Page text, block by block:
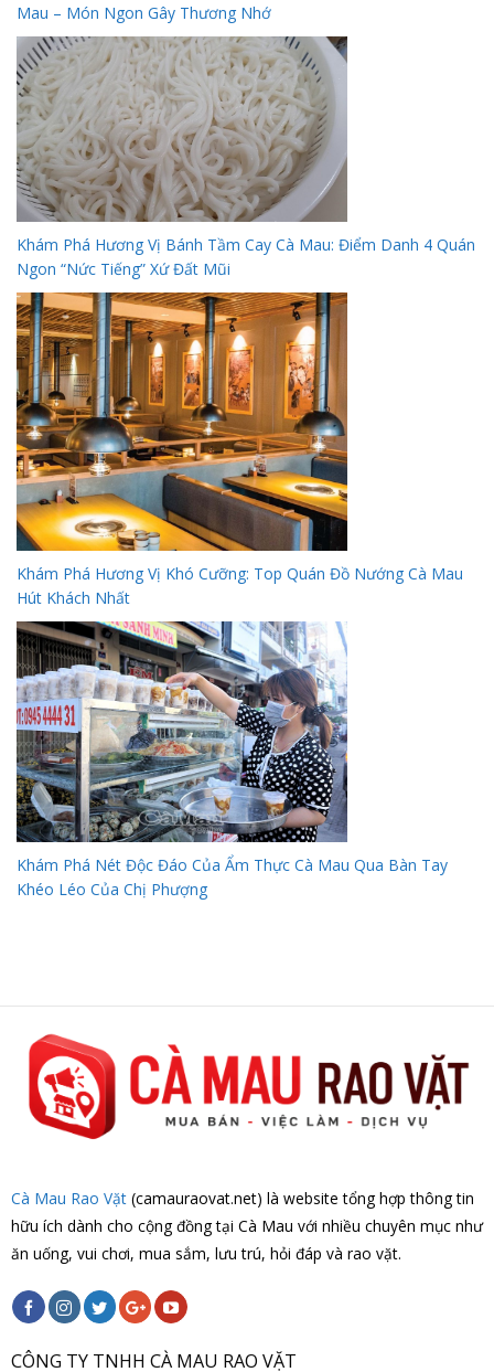
Mau – Món Ngon Gây Thương Nhớ
Khám Phá Hương Vị Bánh Tầm Cay Cà Mau: Điểm Danh 4 Quán
Ngon “Nức Tiếng” Xứ Đất Mũi
Khám Phá Hương Vị Khó Cưỡng: Top Quán Đồ Nướng Cà Mau
Hút Khách Nhất
Khám Phá Nét Độc Đáo Của Ẩm Thực Cà Mau Qua Bàn Tay
Khéo Léo Của Chị Phượng
Cà Mau Rao Vặt (camauraovat.net) là website tổng hợp thông tin
hữu ích dành cho cộng đồng tại Cà Mau với nhiều chuyên mục như
ăn uống, vui chơi, mua sắm, lưu trú, hỏi đáp và rao vặt.
CÔNG TY TNHH CÀ MAU RAO VẶT